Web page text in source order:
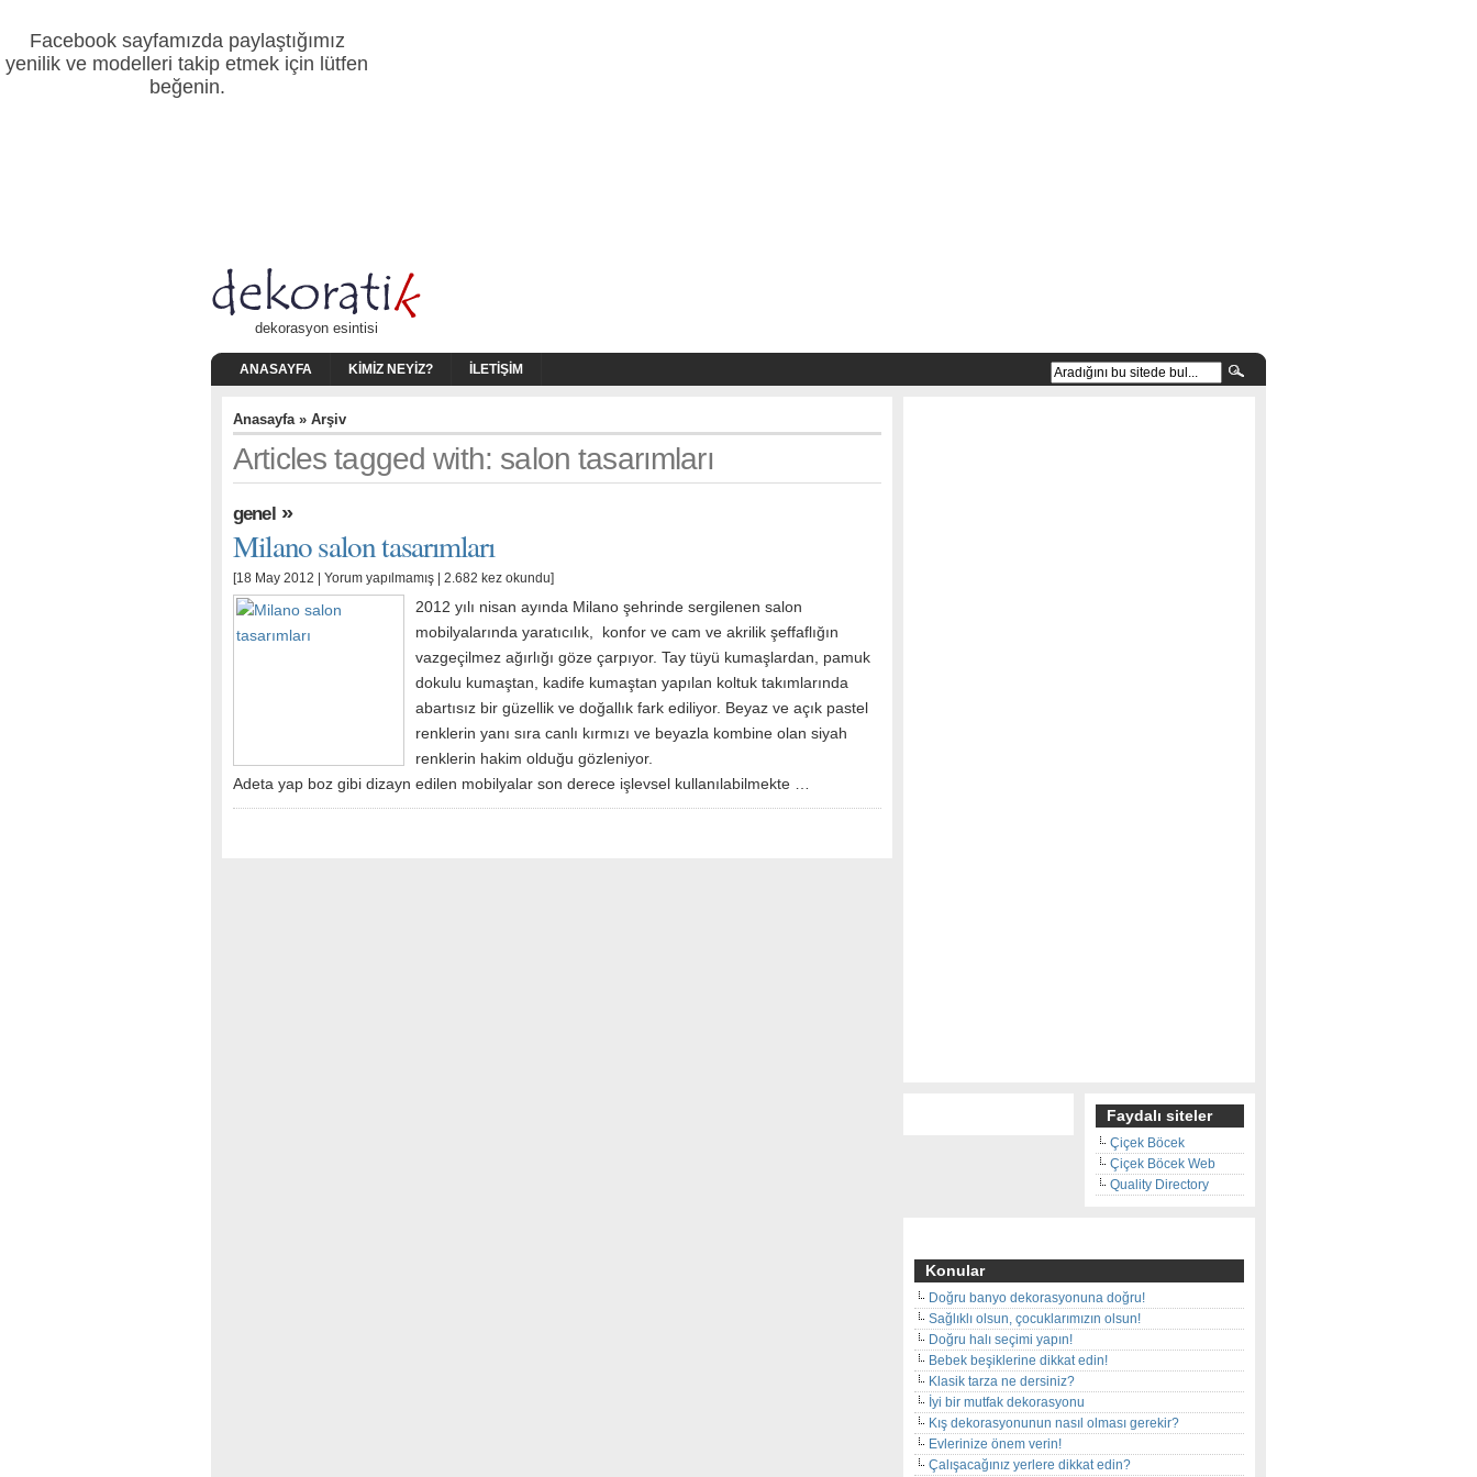
Facebook sayfamızda paylaştığımız
yenilik ve modelleri takip etmek için lütfen
beğenin.
dekorasyon esintisi
ANASAYFA KIMIZ NEYIZ? İLETIŞIM
Anasayfa» Arşiv
Articles tagged with: salon tasarımları
genel»
Milano salon tasarımları
[18 May 2012 | Yorum yapılmamış | 2.682 kez okundu]
2012 yılı nisan ayında Milano şehrinde sergilenen salon
mobilyalarında yaratıcılık, konfor ve cam ve akrilik şeffaflığın
vazgeçilmez ağırlığı göze çarpıyor. Tay tüyü kumaşlardan, pamuk
dokulu kumaştan, kadife kumaştan yapılan koltuk takımlarında
abartısız bir güzellik ve doğallık fark ediliyor. Beyaz ve açık pastel
renklerin yanı sıra canlı kırmızı ve beyazla kombine olan siyah
renklerin hakim olduğu gözleniyor.
Adeta yap boz gibi dizayn edilen mobilyalar son derece işlevsel kullanılabilmekte …
Faydalı siteler
Çiçek Böcek
Çiçek Böcek Web
Quality Directory
Konular
Doğru banyo dekorasyonuna doğru!
Sağlıklı olsun, çocuklarımızın olsun!
Doğru halı seçimi yapın!
Bebek beşiklerine dikkat edin!
Klasik tarza ne dersiniz?
İyi bir mutfak dekorasyonu
Kış dekorasyonunun nasıl olması gerekir?
Evlerinize önem verin!
Çalışacağınız yerlere dikkat edin?